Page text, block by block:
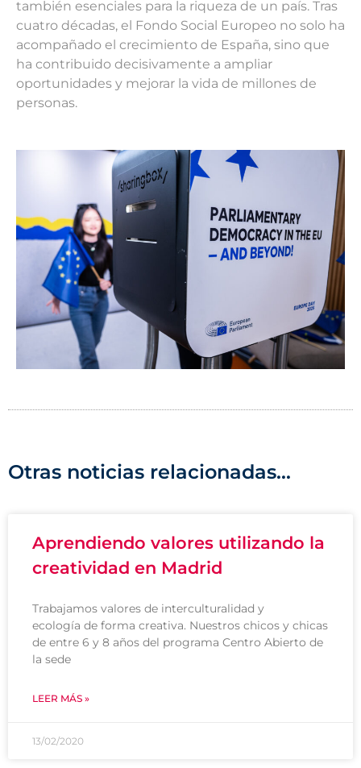
también esenciales para la riqueza de un país. Tras
cuatro décadas, el Fondo Social Europeo no solo ha
acompañado el crecimiento de España, sino que
ha contribuido decisivamente a ampliar
oportunidades y mejorar la vida de millones de
personas.
Otras noticias relacionadas...
Aprendiendo valores utilizando la
creatividad en Madrid
Trabajamos valores de interculturalidad y
ecología de forma creativa. Nuestros chicos y chicas
de entre 6 y 8 años del programa Centro Abierto de
la sede
LEER MÁS »
13/02/2020